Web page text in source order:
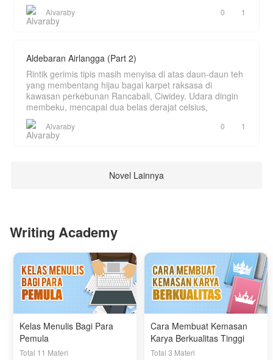
Alvaraby 0 1
Aldebaran Airlangga (Part 2)
Rintik gerimis tipis masih menyisa di atas daun-daun teh
yang membentang hijau bagai karpet raksasa di
kawasan perkebunan Rancabali, Ciwidey. Udara dingin
membeku, mencapai dua belas derajat celsius,
Alvaraby 0 1
Novel Lainnya
Writing Academy
Kelas Menulis Bagi Para
Pemula
Total 11 Materi
Cara Membuat Kemasan
Karya Berkualitas Tinggi
Total 3 Materi